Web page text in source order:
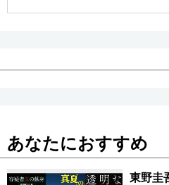
あなたにおすすめ
東野圭